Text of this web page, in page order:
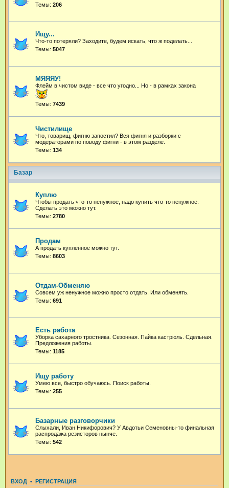
Темы: 206
Ищу...
Что-то потеряли? Заходите, будем искать, что ж поделать...
Темы: 5047
МЯЯЯУ!
Флейм в чистом виде - все что угодно... Но - в рамках закона
Темы: 7439
Чистилище
Что, товарищ, фигню запостил? Вся фигня и разборки с
модераторами по поводу фигни - в этом разделе.
Темы: 134
Базар
Куплю
Чтобы продать что-то ненужное, надо купить что-то ненужное.
Сделать это можно тут.
Темы: 2780
Продам
А продать купленное можно тут.
Темы: 8603
Отдам-Обменяю
Совсем уж ненужное можно просто отдать. Или обменять.
Темы: 691
Есть работа
Уборка сахарного тростника. Сезонная. Пайка кастрюль. Сдельная.
Предложения работы.
Темы: 1185
Ищу работу
Умею все, быстро обучаюсь. Поиск работы.
Темы: 255
Базарные разговорчики
Слыхали, Иван Никифорович? У Авдотьи Семеновны-то финальная
распродажа резисторов нынче.
Темы: 542
ВХОД • РЕГИСТРАЦИЯ